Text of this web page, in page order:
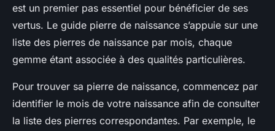
est un premier pas essentiel pour bénéficier de ses
vertus. Le guide pierre de naissance s’appuie sur une
liste des pierres de naissance par mois, chaque
gemme étant associée à des qualités particulières.
Pour trouver sa pierre de naissance, commencez par
identifier le mois de votre naissance afin de consulter
la liste des pierres correspondantes. Par exemple, le